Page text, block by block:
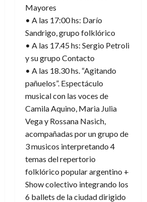
Mayores
• A las 17:00 hs: Darío
Sandrigo, grupo folklórico
• A las 17.45 hs: Sergio Petroli
y su grupo Contacto
• A las 18.30 hs. “Agitando
pañuelos”. Espectáculo
musical con las voces de
Camila Aquino, Maria Julia
Vega y Rossana Nasich,
acompañadas por un grupo de
3 musicos interpretando 4
temas del repertorio
folklórico popular argentino +
Show colectivo integrando los
6 ballets de la ciudad dirigido